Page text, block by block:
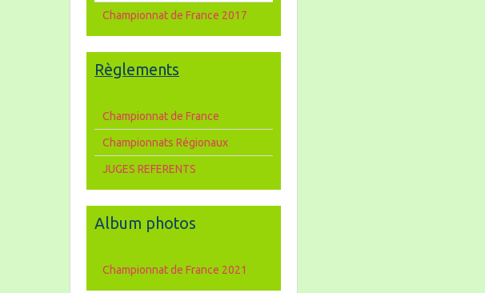
Championnat de France 2017
Règlements
Championnat de France
Championnats Régionaux
JUGES REFERENTS
Album photos
Championnat de France 2021